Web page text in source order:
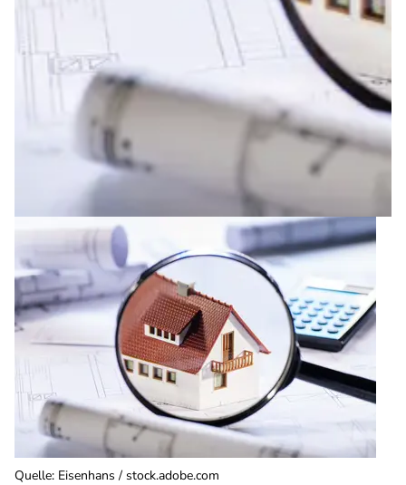
Quelle: Eisenhans / stock.adobe.com